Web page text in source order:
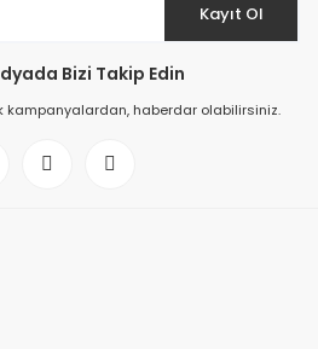
Kayıt Ol
Bizi Takip Edin
kampanyalardan, haberdar olabilirsiniz.